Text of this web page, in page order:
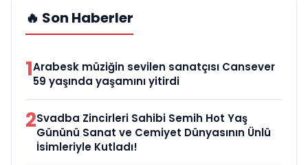
🔥 Son Haberler
1Arabesk müziğin sevilen sanatçısı Cansever
59 yaşında yaşamını yitirdi
2Svadba Zincirleri Sahibi Semih Hot Yaş
Gününü Sanat ve Cemiyet Dünyasının Ünlü
İsimleriyle Kutladı!